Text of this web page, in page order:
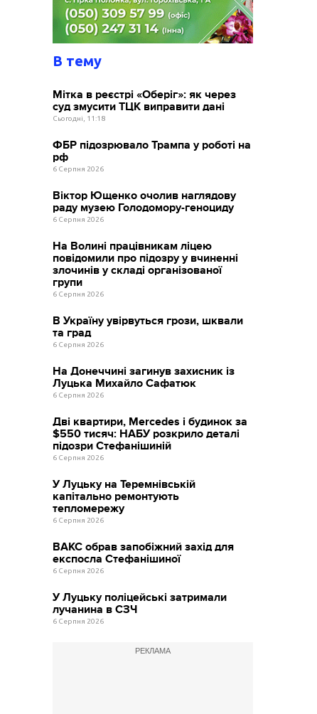
В тему
Мітка в реєстрі «Оберіг»: як через
суд змусити ТЦК виправити дані
Сьогодні, 11:18
ФБР підозрювало Трампа у роботі на
рф
6 Серпня 2026
Віктор Ющенко очолив наглядову
раду музею Голодомору-геноциду
6 Серпня 2026
На Волині працівникам ліцею
повідомили про підозру у вчиненні
злочинів у складі організованої
групи
6 Серпня 2026
В Україну увірвуться грози, шквали
та град
6 Серпня 2026
На Донеччині загинув захисник із
Луцька Михайло Сафатюк
6 Серпня 2026
Дві квартири, Mercedes і будинок за
$550 тисяч: НАБУ розкрило деталі
підозри Стефанішиній
6 Серпня 2026
У Луцьку на Теремнівській
капітально ремонтують
тепломережу
6 Серпня 2026
ВАКС обрав запобіжний захід для
експосла Стефанішиної
6 Серпня 2026
У Луцьку поліцейські затримали
лучанина в СЗЧ
6 Серпня 2026
РЕКЛАМА